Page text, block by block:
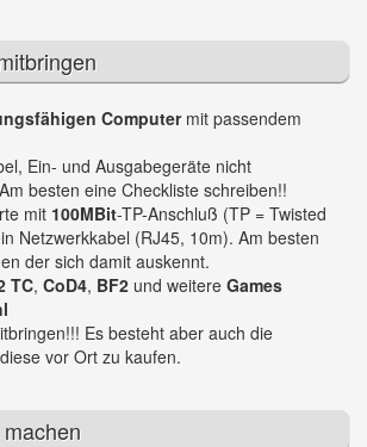
Computermit passendem
Ein- und Ausgabegeräte nicht
besten eine Checkliste schreiben!!
mit 100MBit-TP-Anschluß (TP = Twisted
Netzwerkkabel (RJ45, 10m). Am besten
der sich damit auskennt.
TC, CoD4, BF2 und weitere Games
Es besteht aber auch die
vor Ort zu kaufen.